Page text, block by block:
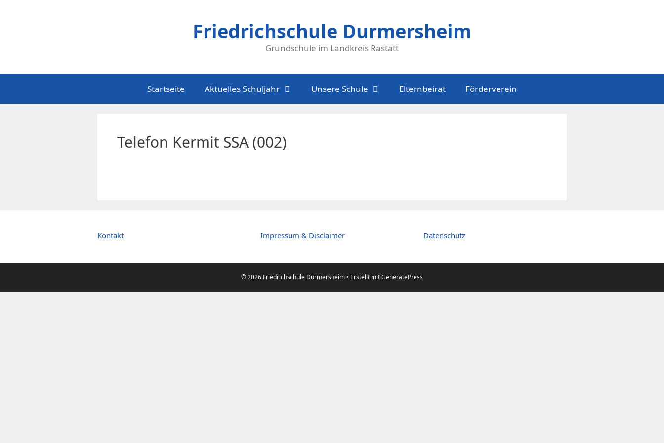
Friedrichschule Durmersheim
Grundschule im Landkreis Rastatt
Startseite Aktuelles Schuljahr Unsere Schule Elternbeirat Förderverein
Telefon Kermit SSA (002)
Kontakt Impressum & Disclaimer Datenschutz
© 2026 Friedrichschule Durmersheim • Erstellt mitGeneratePress